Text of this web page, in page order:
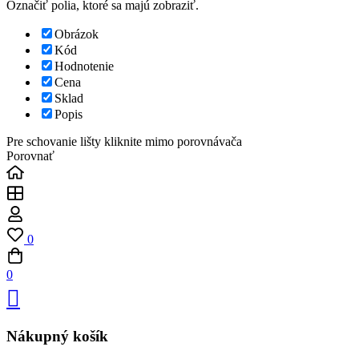
Označiť polia, ktoré sa majú zobraziť.
Obrázok
Kód
Hodnotenie
Cena
Sklad
Popis
Pre schovanie lišty kliknite mimo porovnávača
Porovnať
0
0
Nákupný košík